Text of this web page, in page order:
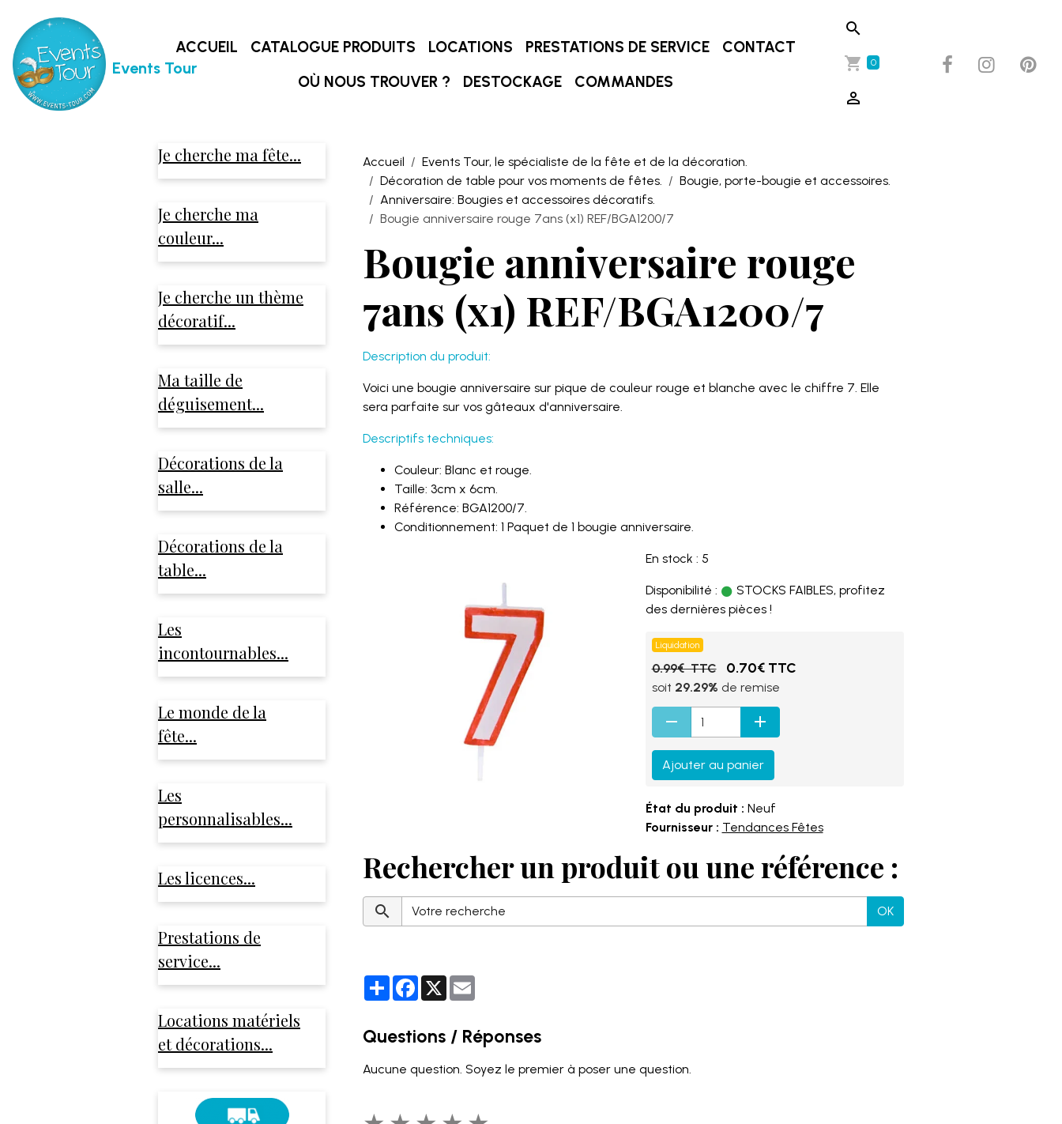
Events Tour
ACCUEIL CATALOGUE PRODUITS LOCATIONS PRESTATIONS DE SERVICE
CONTACT
OÙ NOUS TROUVER ?
DESTOCKAGE COMMANDES
0
Accueil
Events Tour, le spécialiste de la fête et de la décoration.
Décoration de table pour vos moments de fêtes.
Bougie, porte-bougie et accessoires.
Anniversaire: Bougies et accessoires décoratifs.
Bougie anniversaire rouge 7ans (x1) REF/BGA1200/7
Bougie anniversaire rouge
7ans (x1) REF/BGA1200/7
Description du produit:
Voici une bougie anniversaire sur pique de couleur rouge et blanche avec le chiffre 7. Elle
sera parfaite sur vos gâteaux d'anniversaire.
Descriptifs techniques:
Couleur: Blanc et rouge.
Taille: 3cm x 6cm.
Référence: BGA1200/7.
Conditionnement: 1 Paquet de 1 bougie anniversaire.
En stock : 5
Disponibilité :
STOCKS FAIBLES, profitez
des dernières pièces !
Liquidation
0.99€ TTC 0.70€ TTC
soit 29.29% de remise
Ajouter au panier
État du produit : Neuf
Fournisseur : Tendances Fêtes
Rechercher un produit ou une référence :
OK
PartagerFacebook
X
Questions / Réponses
Aucune question. Soyez le premier à poser une question.
Je cherche ma fête...
Je cherche ma
couleur...
Je cherche un thème
décoratif...
Ma taille de
déguisement...
Décorations de la
salle...
Décorations de la
table...
Les
incontournables...
Le monde de la
fête...
Les
personnalisables...
Les licences...
Prestations de
service...
Locations matériels
et décorations...